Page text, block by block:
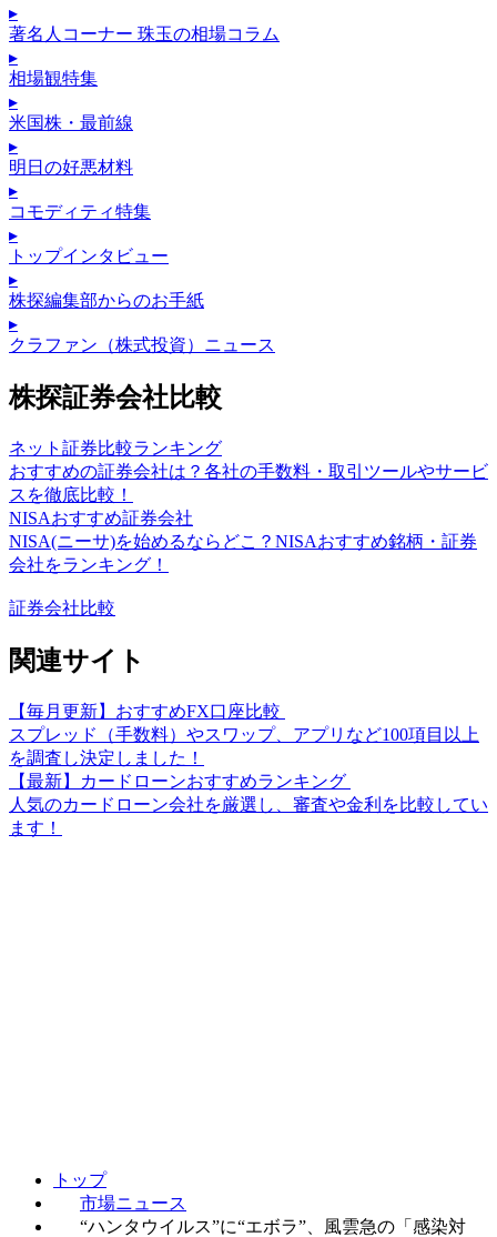
▸
著名人コーナー 珠玉の相場コラム
▸
相場観特集
▸
米国株・最前線
▸
明日の好悪材料
▸
コモディティ特集
▸
トップインタビュー
▸
株探編集部からのお手紙
▸
クラファン（株式投資）ニュース
株探証券会社比較
ネット証券比較ランキング
おすすめの証券会社は？各社の手数料・取引ツールやサービ
スを徹底比較！
NISAおすすめ証券会社
NISA(ニーサ)を始めるならどこ？NISAおすすめ銘柄・証券
会社をランキング！
証券会社比較
関連サイト
【毎月更新】おすすめFX口座比較
スプレッド（手数料）やスワップ、アプリなど100項目以上
を調査し決定しました！
【最新】カードローンおすすめランキング
人気のカードローン会社を厳選し、審査や金利を比較してい
ます！
トップ
市場ニュース
“ハンタウイルス”に“エボラ”、風雲急の「感染対